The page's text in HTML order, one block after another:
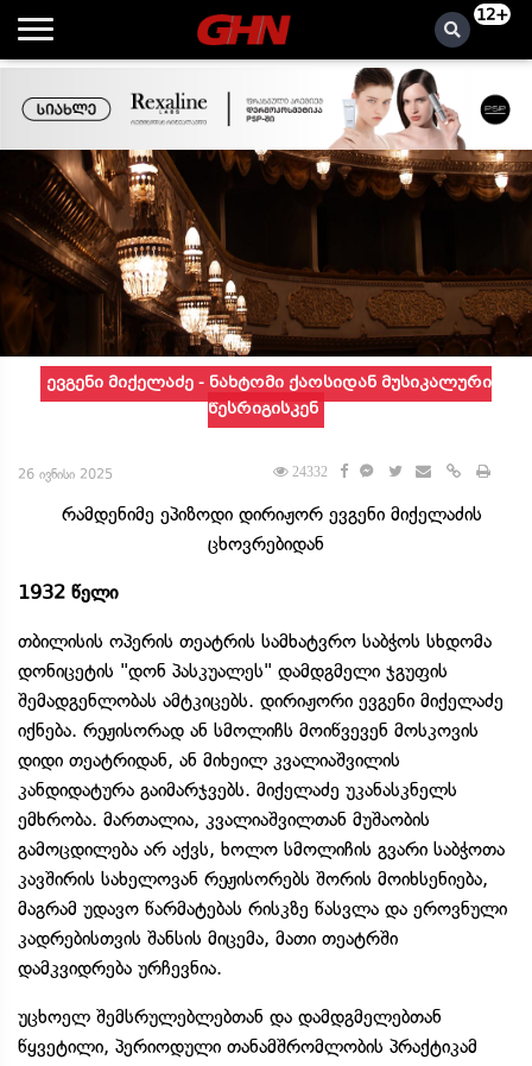
12+
ევგენი მიქელაძე - ნახტომი ქაოსიდან მუსიკალური
წესრიგისკენ
26 ივნისი 2025 24332
რამდენიმე ეპიზოდი დირიჟორ ევგენი მიქელაძის
ცხოვრებიდან
1932 წელი
თბილისის ოპერის თეატრის სამხატვრო საბჭოს სხდომა
დონიცეტის "დონ პასკუალეს" დამდგმელი ჯგუფის
შემადგენლობას ამტკიცებს. დირიჟორი ევგენი მიქელაძე
იქნება. რეჟისორად ან სმოლიჩს მოიწვევენ მოსკოვის
დიდი თეატრიდან, ან მიხეილ კვალიაშვილის
კანდიდატურა გაიმარჯვებს. მიქელაძე უკანასკნელს
ემხრობა. მართალია, კვალიაშვილთან მუშაობის
გამოცდილება არ აქვს, ხოლო სმოლიჩის გვარი საბჭოთა
კავშირის სახელოვან რეჟისორებს შორის მოიხსენიება,
მაგრამ უდავო წარმატებას რისკზე წასვლა და ეროვნული
კადრებისთვის შანსის მიცემა, მათი თეატრში
დამკვიდრება ურჩევნია.
უცხოელ შემსრულებლებთან და დამდგმელებთან
წყვეტილი, პერიოდული თანამშრომლობის პრაქტიკამ